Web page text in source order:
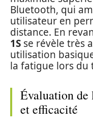
Bluetooth, qui
utilisateur en
distance. En
1S se révèle très
utilisation
la fatigue lors du
Évaluation de
et efficacité